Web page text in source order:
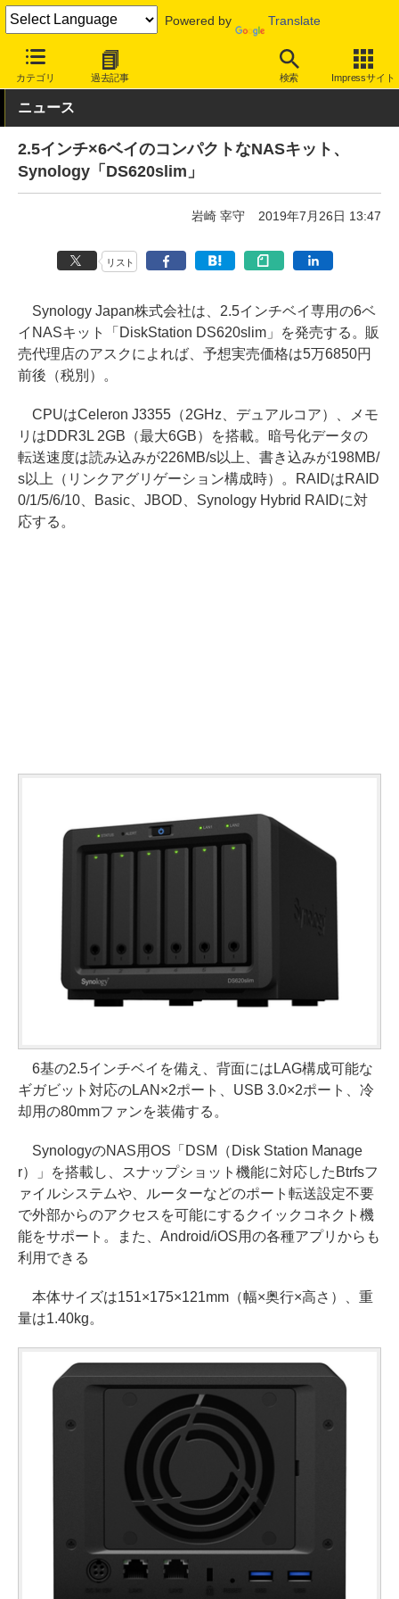
Powered by Translate
カテゴリ 過去記事 検索 Impressサイト
INTERNET Watch ハードウェア
ニュース
2.5インチ×6ベイのコンパクトなNASキット、
Synology「DS620slim」
岩崎 宰守 2019年7月26日 13:47
リスト
Synology Japan株式会社は、2.5インチベイ専用の6ベ
イNASキット「DiskStation DS620slim」を発売する。販
売代理店のアスクによれば、予想実売価格は5万6850円
前後（税別）。
CPUはCeleron J3355（2GHz、デュアルコア）、メモ
リはDDR3L 2GB（最大6GB）を搭載。暗号化データの
転送速度は読み込みが226MB/s以上、書き込みが198MB/
s以上（リンクアグリゲーション構成時）。RAIDはRAID
0/1/5/6/10、Basic、JBOD、Synology Hybrid RAIDに対
応する。
6基の2.5インチベイを備え、背面にはLAG構成可能な
ギガビット対応のLAN×2ポート、USB 3.0×2ポート、冷
却用の80mmファンを装備する。
SynologyのNAS用OS「DSM（Disk Station Manage
r）」を搭載し、スナップショット機能に対応したBtrfsフ
ァイルシステムや、ルーターなどのポート転送設定不要
で外部からのアクセスを可能にするクイックコネクト機
能をサポート。また、Android/iOS用の各種アプリからも
利用できる
本体サイズは151×175×121mm（幅×奥行×高さ）、重
量は1.40kg。